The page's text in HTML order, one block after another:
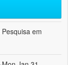
em